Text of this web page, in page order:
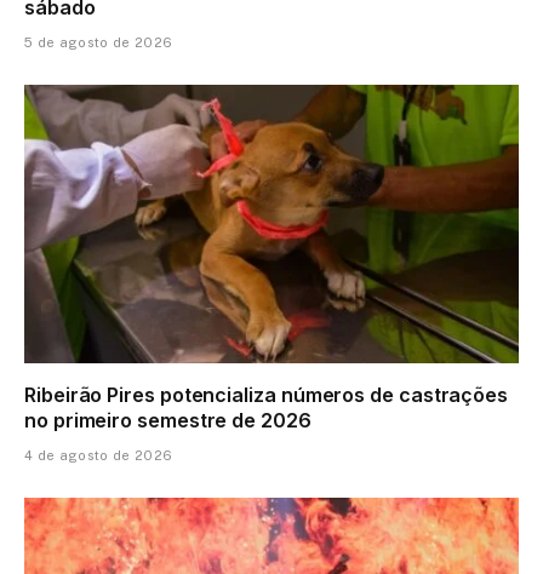
sábado
5 de agosto de 2026
Ribeirão Pires potencializa números de castrações
no primeiro semestre de 2026
4 de agosto de 2026